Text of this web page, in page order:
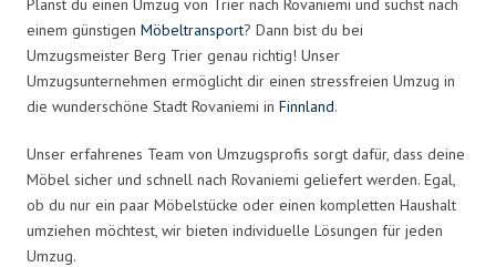
Planst du einen Umzug von Trier nach Rovaniemi und suchst nach
einem günstigen Möbeltransport? Dann bist du bei
Umzugsmeister Berg Trier genau richtig! Unser
Umzugsunternehmen ermöglicht dir einen stressfreien Umzug in
die wunderschöne Stadt Rovaniemi in Finnland.
Unser erfahrenes Team von Umzugsprofis sorgt dafür, dass deine
Möbel sicher und schnell nach Rovaniemi geliefert werden. Egal,
ob du nur ein paar Möbelstücke oder einen kompletten Haushalt
umziehen möchtest, wir bieten individuelle Lösungen für jeden
Umzug.